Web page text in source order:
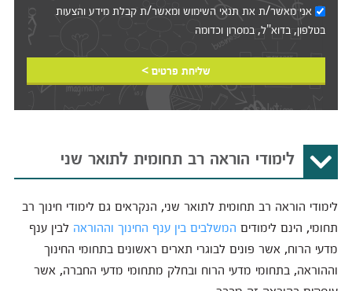
אני מאשר/ת אתתנאי השימושומאשר/ת קבלת מידע והצעות
בטלפון, בדוא"ל, במסרון וכדומה‎‎
שליחת פרטים >
לימודי הוראה רב תחומית לתואר שני
לימודי הוראה רב תחומית לתואר שני, הנקראים גם לימודי חינוך רב
תחומי, הינם לימודים המשלבים בין ענף החינוך וההוראה לבין ענף
מדעי הרוח, אשר פונים לבוגרי תארים ראשונים בתחומי החינוך
וההוראה, בתחומי מדעי הרוח ובחלק מתחומי מדעי החברה, אשר